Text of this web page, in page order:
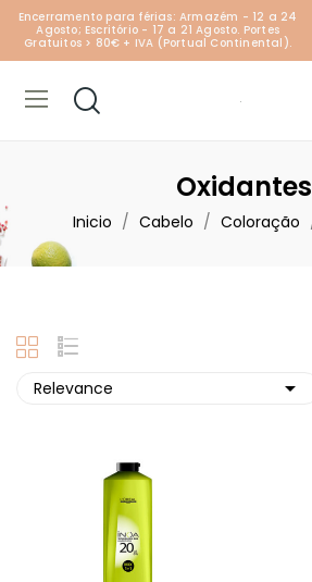
Encerramento para férias: Armazém - 12 a 24
Agosto; Escritório - 17 a 21 Agosto. Portes
Gratuitos > 80€ + IVA (Portual Continental).
Oxidantes
Inicio Cabelo Coloração
Relevance 